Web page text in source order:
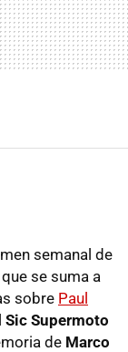
semanal de
se suma a
sobre Paul
Sic Supermoto
de Marco